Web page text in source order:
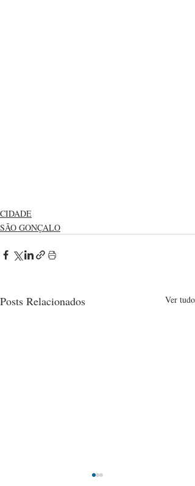
CIDADE
SÃO GONÇALO
Posts Relacionados Ver tudo